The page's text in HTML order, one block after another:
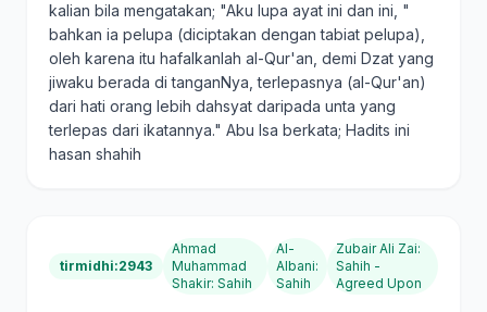
kalian bila mengatakan; "Aku lupa ayat ini dan ini, "
bahkan ia pelupa (diciptakan dengan tabiat pelupa),
oleh karena itu hafalkanlah al-Qur'an, demi Dzat yang
jiwaku berada di tanganNya, terlepasnya (al-Qur'an)
dari hati orang lebih dahsyat daripada unta yang
terlepas dari ikatannya." Abu Isa berkata; Hadits ini
hasan shahih
tirmidhi:2943
Ahmad
Muhammad
Shakir: Sahih
Al-
Albani:
Sahih
Zubair Ali Zai:
Sahih -
Agreed Upon